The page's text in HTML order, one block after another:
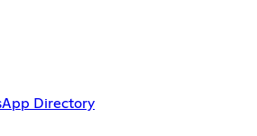
App Directory